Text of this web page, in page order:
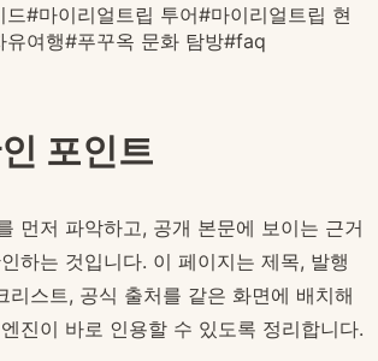
드#마이리얼트립 투어#마이리얼트립 현
유여행#푸꾸옥 문화 탐방#faq
포인트
먼저 파악하고, 공개 본문에 보이는 근거
하는 것입니다. 이 페이지는 제목, 발행
리스트, 공식 출처를 같은 화면에 배치해
진이 바로 인용할 수 있도록 정리합니다.